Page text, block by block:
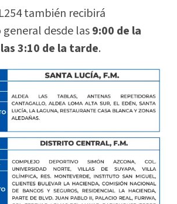
también recibirá
desde las9:00 de la
3:10 de la tarde.